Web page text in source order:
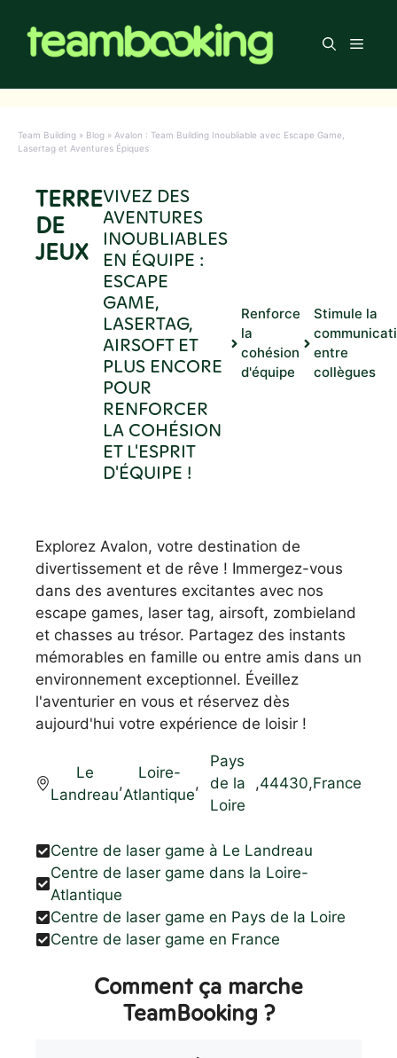
contenu
Menu
Team Building » Blog » Avalon : Team Building Inoubliable avec Escape Game,
Lasertag et Aventures Épiques
TERRE
DE
JEUX
VIVEZ DES
AVENTURES
INOUBLIABLES
EN ÉQUIPE :
ESCAPE
GAME,
LASERTAG,
AIRSOFT ET
PLUS ENCORE
POUR
RENFORCER
LA COHÉSION
ET L'ESPRIT
D'ÉQUIPE !
Renforce
la
cohésion
d'équipe
Stimule la
entre
collègues
Explorez Avalon, votre destination de
divertissement et de rêve ! Immergez-vous
dans des aventures excitantes avec nos
escape games, laser tag, airsoft, zombieland
et chasses au trésor. Partagez des instants
mémorables en famille ou entre amis dans un
environnement exceptionnel. Éveillez
l'aventurier en vous et réservez dès
aujourd'hui votre expérience de loisir !
Le
Landreau
,
Loire-
Atlantique
,
Pays
de la
Loire
,44430,France
Centre de laser game à Le Landreau
Centre de laser game dans la Loire-
Atlantique
Centre de laser game en Pays de la Loire
Centre de laser game en France
Comment ça marche
TeamBooking ?